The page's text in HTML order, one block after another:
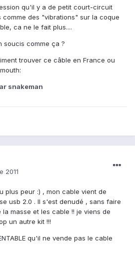
qu'il y a de petit court-circuit
des "vibrations" sur la coque
ca ne le fait plus....
soucis comme ça ?
trouver ce câble en France ou
snakeman
2011
plus peur :) , mon cable vient de
usb 2.0 . Il s'est denudé , sans faire
masse et les cable !! je viens de
un autre kit !!!
qu'il ne vende pas le cable